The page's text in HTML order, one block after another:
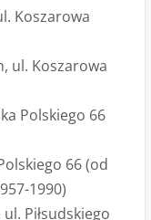
Koszarowa
ul. Koszarowa
Polskiego 66
66 (od
1990)
Piłsudskiego